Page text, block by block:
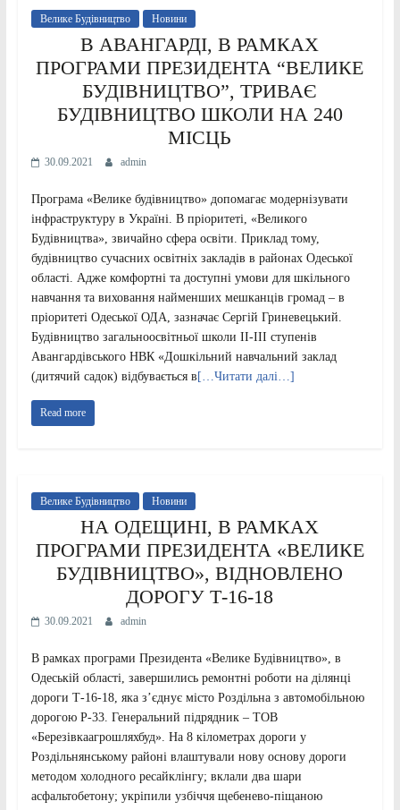
Велике Будівництво Новини
В АВАНГАРДІ, В РАМКАХ
ПРОГРАМИ ПРЕЗИДЕНТА “ВЕЛИКЕ
БУДІВНИЦТВО”, ТРИВАЄ
БУДІВНИЦТВО ШКОЛИ НА 240
МІСЦЬ
30.09.2021 admin
Програма «Велике будівництво» допомагає модернізувати
інфраструктуру в Україні. В пріоритеті, «Великого
Будівництва», звичайно сфера освіти. Приклад тому,
будівництво сучасних освітніх закладів в районах Одеської
області. Адже комфортні та доступні умови для шкільного
навчання та виховання найменших мешканців громад – в
пріоритеті Одеської ОДА, зазначає Сергій Гриневецький.
Будівництво загальноосвітньої школи ІІ-ІІІ ступенів
Авангардівського НВК «Дошкільний навчальний заклад
(дитячий садок) відбувається в […Читати далі…]
Read more
Велике Будівництво Новини
НА ОДЕЩИНІ, В РАМКАХ
ПРОГРАМИ ПРЕЗИДЕНТА «ВЕЛИКЕ
БУДІВНИЦТВО», ВІДНОВЛЕНО
ДОРОГУ Т-16-18
30.09.2021 admin
В рамках програми Президента «Велике Будівництво», в
Одеській області, завершились ремонтні роботи на ділянці
дороги Т-16-18, яка з’єднує місто Роздільна з автомобільною
дорогою Р-33. Генеральний підрядник – ТОВ
«Березівкаагрошляхбуд». На 8 кілометрах дороги у
Роздільнянському районі влаштували нову основу дороги
методом холодного ресайклінгу; вклали два шари
асфальтобетону; укріпили узбіччя щебенево-піщаною